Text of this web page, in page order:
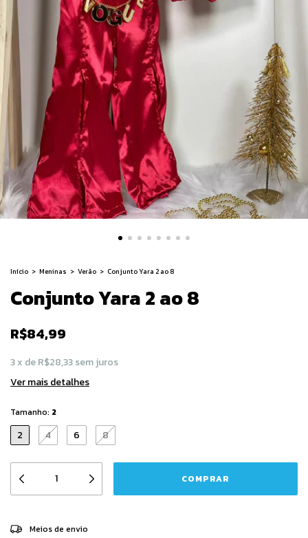
Início > Meninas > Verão > Conjunto Yara 2 ao 8
Conjunto Yara 2 ao 8
R$84,99
3x deR$28,33sem juros
Ver mais detalhes
Tamanho: 2
2 4 6 8
Entregas para o CEP:
Meios de envio